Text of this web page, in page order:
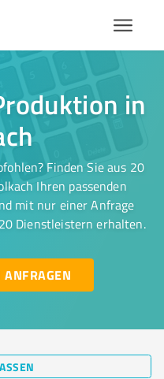
in
Finden Sie aus 20
Ihren passenden
mit nur einer Anfrage
Dienstleistern erhalten.
ANFRAGEN